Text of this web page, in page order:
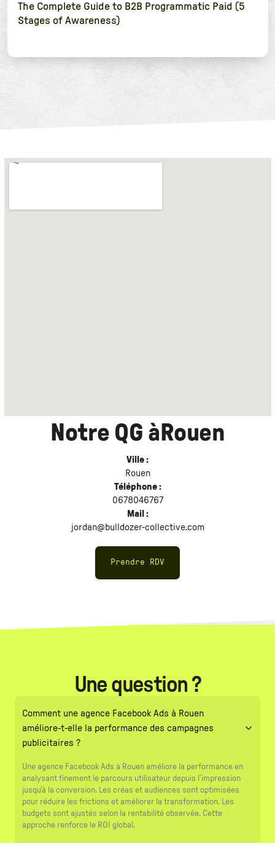
The Complete Guide to B2B Programmatic Paid (5
Stages of Awareness)
Notre QG à Rouen
Ville :
Rouen
Téléphone :
0678046767
Mail :
jordan@bulldozer-collective.com
Prendre RDV
Une question ?
Comment une agence Facebook Ads à Rouen
améliore-t-elle la performance des campagnes
publicitaires ?
Une agence Facebook Ads à Rouen améliore la performance en
analysant finement le parcours utilisateur depuis l’impression
jusqu’à la conversion. Les créas et audiences sont optimisées
pour réduire les frictions et améliorer la transformation. Les
budgets sont ajustés selon la rentabilité observée. Cette
approche renforce le ROI global.